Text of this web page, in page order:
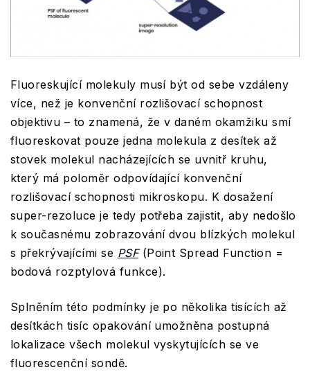
Fluoreskující molekuly musí být od sebe vzdáleny
více, než je konvenční rozlišovací schopnost
objektivu – to znamená, že v daném okamžiku smí
fluoreskovat pouze jedna molekula z desítek až
stovek molekul nacházejících se uvnitř kruhu,
který má poloměr odpovídající konvenční
rozlišovací schopnosti mikroskopu. K dosažení
super-rezoluce je tedy potřeba zajistit, aby nedošlo
k současnému zobrazování dvou blízkých molekul
s překrývajícími se PSF(Point Spread Function =
bodová rozptylová funkce).
Splněním této podmínky je po několika tisících až
desítkách tisíc opakování umožněna postupná
lokalizace všech molekul vyskytujících se ve
fluorescenční sondě.